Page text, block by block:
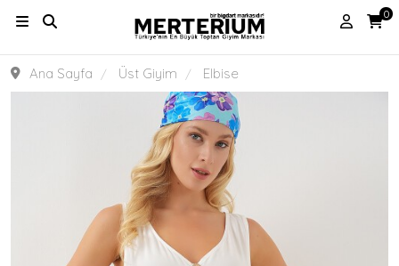
0
Ana Sayfa Üst Giyim Elbise